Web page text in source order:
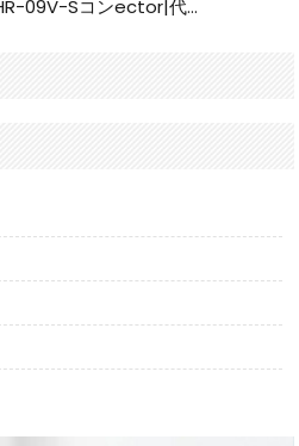
JSTコンector-正品JST GHR-09V-Sコンector|代替品提供